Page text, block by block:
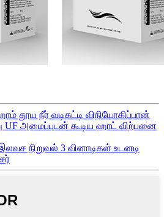
தூய நீர் வடிகட்டி விநியோகிப்பான்
UF அமைப்புடன் கூடிய ஹாட் விற்பனை
நிறுவல் 3 வினாடிகள் உடனடி